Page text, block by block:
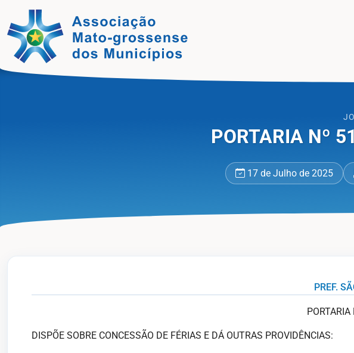
PORTARIA Nº
17 de Julho de 2025
PREF.
DISPÕE SOBRE CONCESSÃO DE FÉRIAS E DÁ OUTRAS PROVIDÊNCIAS: